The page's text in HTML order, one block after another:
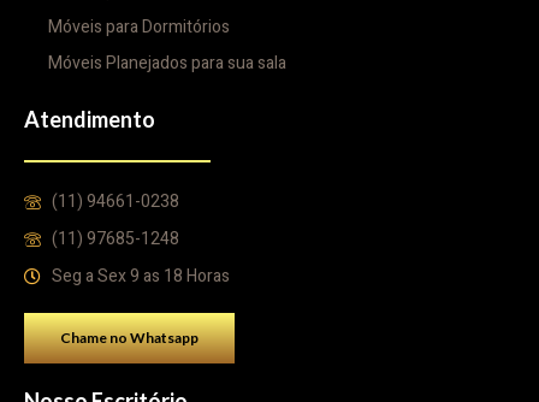
Móveis para Dormitórios
Móveis Planejados para sua sala
Atendimento
(11) 94661-0238
(11) 97685-1248
Seg a Sex 9 as 18 Horas
Chame no Whatsapp